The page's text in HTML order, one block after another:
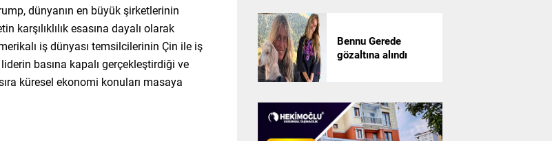
dünyanın en büyük şirketlerinin
karşılıklılık esasına dayalı olarak
iş dünyası temsilcilerinin Çin ile iş
basına kapalı gerçekleştirdiği ve
küresel ekonomi konuları masaya
Bennu Gerede
gözaltına alındı